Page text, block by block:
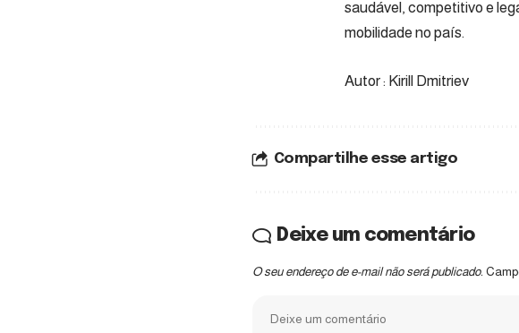
saudável, competitivo e
mobilidade no país.
Autor : Kirill Dmitriev
Compartilhe esse artigo
Deixe um comentário
O seu endereço de e-mail não será publicado.